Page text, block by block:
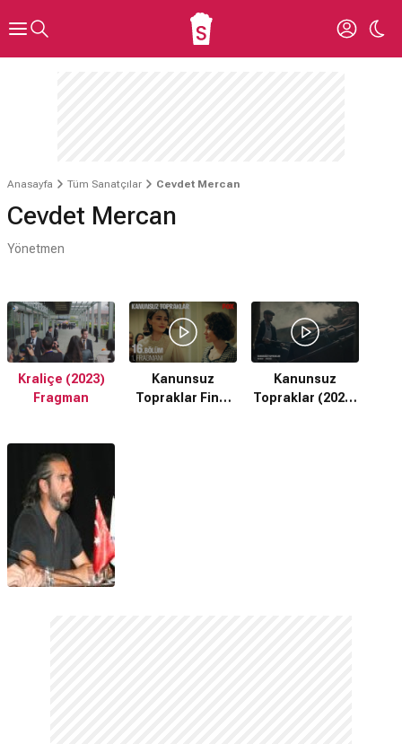
Anasayfa Tüm Sanatçılar Cevdet Mercan
Cevdet Mercan
Yönetmen
Kraliçe (2023)
Fragman
Kanunsuz
Topraklar Final
Kanunsuz
Topraklar (2021)